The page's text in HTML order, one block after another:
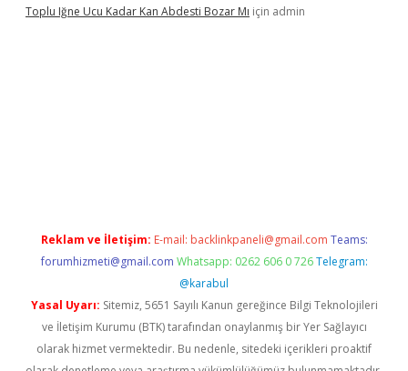
Toplu Iğne Ucu Kadar Kan Abdesti Bozar Mı için admin
Reklam ve İletişim: E-mail: backlinkpaneli@gmail.com Teams:
forumhizmeti@gmail.com Whatsapp: 0262 606 0 726 Telegram:
@karabul
Yasal Uyarı: Sitemiz, 5651 Sayılı Kanun gereğince Bilgi Teknolojileri
ve İletişim Kurumu (BTK) tarafından onaylanmış bir Yer Sağlayıcı
olarak hizmet vermektedir. Bu nedenle, sitedeki içerikleri proaktif